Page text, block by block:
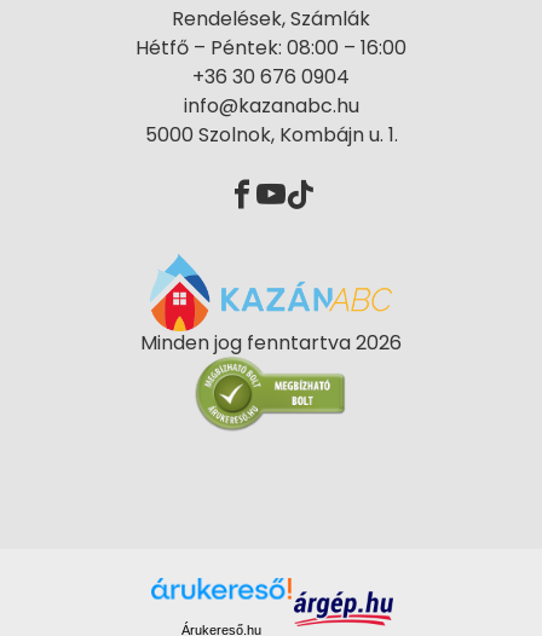
Rendelések, Számlák
Hétfő – Péntek: 08:00 – 16:00
+36 30 676 0904
info@kazanabc.hu
5000 Szolnok, Kombájn u. 1.
Minden jog fenntartva 2026
Árukereső.hu